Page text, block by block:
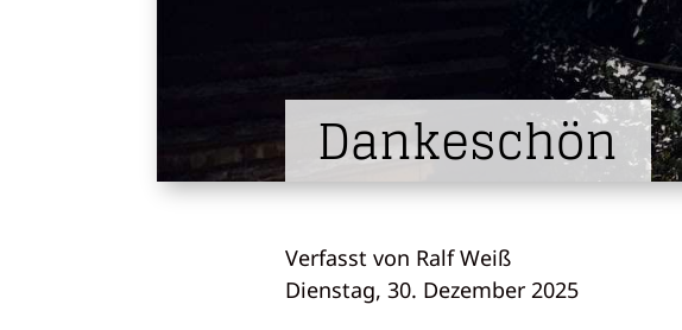
Dankeschön
Verfasst von Ralf Weiß
Dienstag, 30. Dezember 2025